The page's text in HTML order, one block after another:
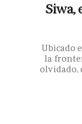
Siwa,
Ubicado
la
olvidado,